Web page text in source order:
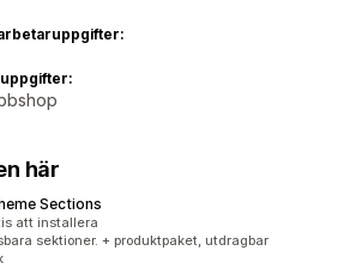
här
Sections
att installera
sektioner. + produktpaket, utdragbar